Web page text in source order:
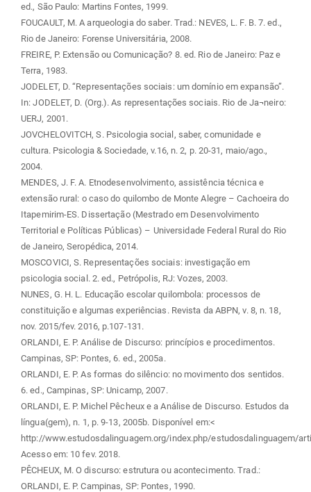
ed., São Paulo: Martins Fontes, 1999.
FOUCAULT, M. A arqueologia do saber. Trad.: NEVES, L. F. B. 7. ed.,
Rio de Janeiro: Forense Universitária, 2008.
FREIRE, P. Extensão ou Comunicação? 8. ed. Rio de Janeiro: Paz e
Terra, 1983.
JODELET, D. “Representações sociais: um domínio em expansão”.
In: JODELET, D. (Org.). As representações sociais. Rio de Ja¬neiro:
UERJ, 2001.
JOVCHELOVITCH, S. Psicologia social, saber, comunidade e
cultura. Psicologia & Sociedade, v.16, n. 2, p. 20-31, maio/ago.,
2004.
MENDES, J. F. A. Etnodesenvolvimento, assistência técnica e
extensão rural: o caso do quilombo de Monte Alegre – Cachoeira do
Itapemirim-ES. Dissertação (Mestrado em Desenvolvimento
Territorial e Políticas Públicas) – Universidade Federal Rural do Rio
de Janeiro, Seropédica, 2014.
MOSCOVICI, S. Representações sociais: investigação em
psicologia social. 2. ed., Petrópolis, RJ: Vozes, 2003.
NUNES, G. H. L. Educação escolar quilombola: processos de
constituição e algumas experiências. Revista da ABPN, v. 8, n. 18,
nov. 2015/fev. 2016, p.107-131.
ORLANDI, E. P. Análise de Discurso: princípios e procedimentos.
Campinas, SP: Pontes, 6. ed., 2005a.
ORLANDI, E. P. As formas do silêncio: no movimento dos sentidos.
6. ed., Campinas, SP: Unicamp, 2007.
ORLANDI, E. P. Michel Pêcheux e a Análise de Discurso. Estudos da
língua(gem), n. 1, p. 9-13, 2005b. Disponível em:<
http://www.estudosdalinguagem.org/index.php/estudosdalinguagem/
Acesso em: 10 fev. 2018.
PÊCHEUX, M. O discurso: estrutura ou acontecimento. Trad.:
ORLANDI, E. P. Campinas, SP: Pontes, 1990.